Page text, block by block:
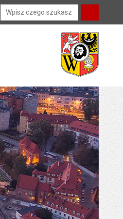
Wyszukiwarka